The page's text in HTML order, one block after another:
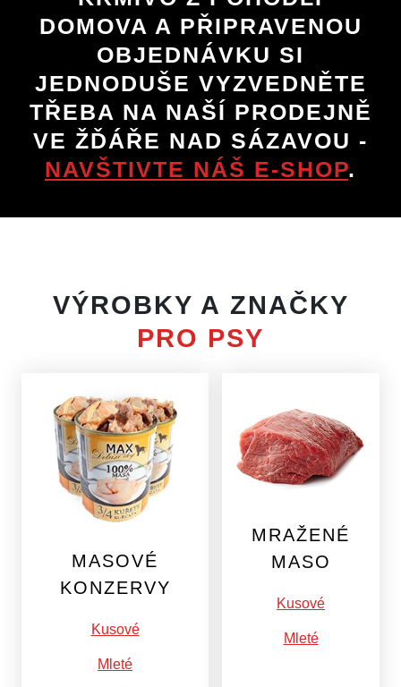
DOMOVA A PŘIPRAVENOU
OBJEDNÁVKU SI
JEDNODUŠE VYZVEDNĚTE
TŘEBA NA NAŠÍ PRODEJNĚ
VE ŽĎÁŘE NAD SÁZAVOU -
NAVŠTIVTE NÁŠ E-SHOP.
VÝROBKY A ZNAČKY
PRO PSY
MASOVÉ
KONZERVY
Kusové
Mleté
MRAŽENÉ
MASO
Kusové
Mleté